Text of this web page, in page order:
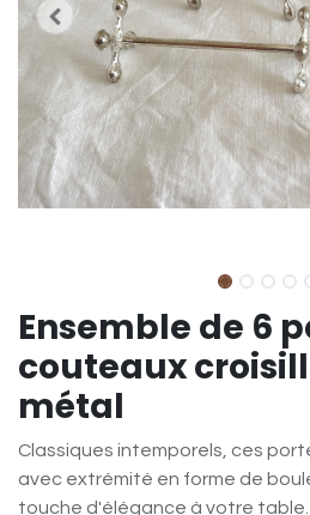
Ensemble de 6
couteaux
métal
Classiques intemporels, ces
avec extrémité en forme de
touche d'élégance à votre table.